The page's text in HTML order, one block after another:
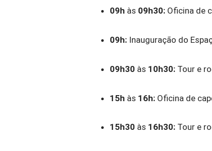
09h às 09h30:Oficina de
09h:Inauguração do
09h30 às 10h30:Tour e
15h às 16h:Oficina de
15h30 às 16h30:Tour e